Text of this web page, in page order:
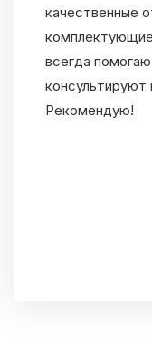
качественные
всегда
Рекомендую!